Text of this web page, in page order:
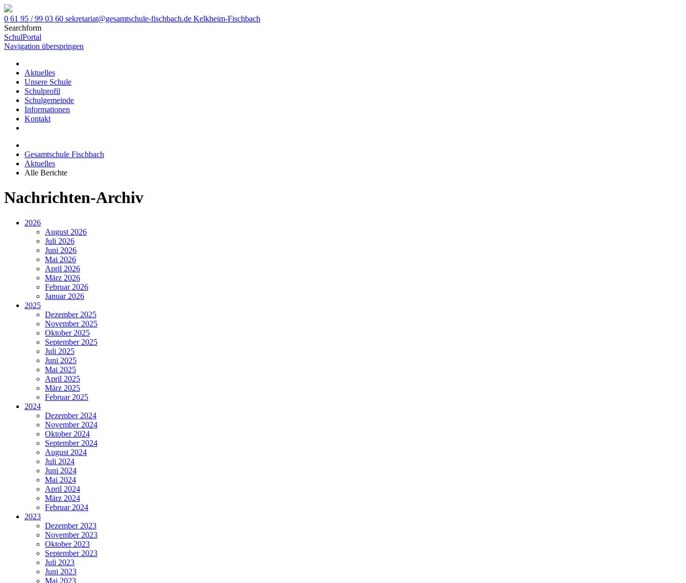
0 61 95 / 99 03 60 sekretariat@gesamtschule-fischbach.de Kelkheim-Fischbach
Searchform
SchulPortal
Navigation überspringen
Aktuelles
Unsere Schule
Schulprofil
Schulgemeinde
Informationen
Kontakt
Gesamtschule Fischbach
Aktuelles
Alle Berichte
Nachrichten-Archiv
2026
August 2026
Juli 2026
Juni 2026
Mai 2026
April 2026
März 2026
Februar 2026
Januar 2026
2025
Dezember 2025
November 2025
Oktober 2025
September 2025
Juli 2025
Juni 2025
Mai 2025
April 2025
März 2025
Februar 2025
2024
Dezember 2024
November 2024
Oktober 2024
September 2024
August 2024
Juli 2024
Juni 2024
Mai 2024
April 2024
März 2024
Februar 2024
2023
Dezember 2023
November 2023
Oktober 2023
September 2023
Juli 2023
Juni 2023
Mai 2023